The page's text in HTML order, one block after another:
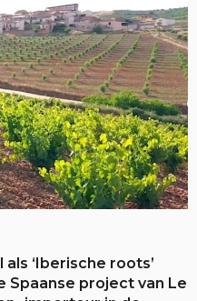
‘Iberische roots’
Spaanse project van Le